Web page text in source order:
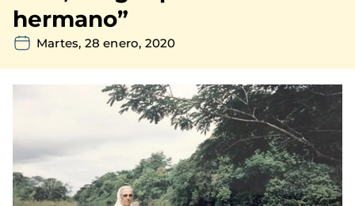
hermano”
Martes, 28 enero, 2020